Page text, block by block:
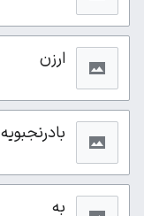
ارزن
بادرنجبویه
به